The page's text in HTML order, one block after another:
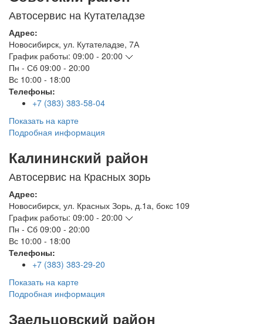
Автосервис на Кутателадзе
Адрес:
Новосибирск, ул. Кутателадзе, 7А
График работы: 09:00 - 20:00
Пн - Сб 09:00 - 20:00
Вс 10:00 - 18:00
Телефоны:
+7 (383) 383-58-04
Показать на карте
Подробная информация
Калининский район
Автосервис на Красных зорь
Адрес:
Новосибирск, ул. Красных Зорь, д.1а, бокс 109
График работы: 09:00 - 20:00
Пн - Сб 09:00 - 20:00
Вс 10:00 - 18:00
Телефоны:
+7 (383) 383-29-20
Показать на карте
Подробная информация
Заельцовский район